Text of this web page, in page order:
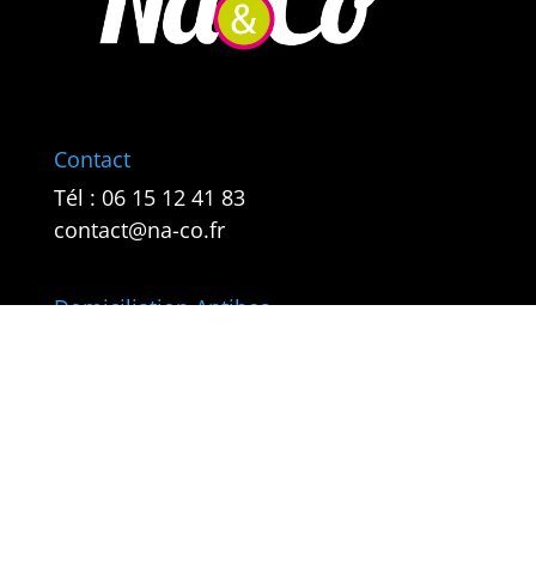
Contact
Tél : 06 15 12 41 83
contact@na-co.fr
Domiciliation Antibes